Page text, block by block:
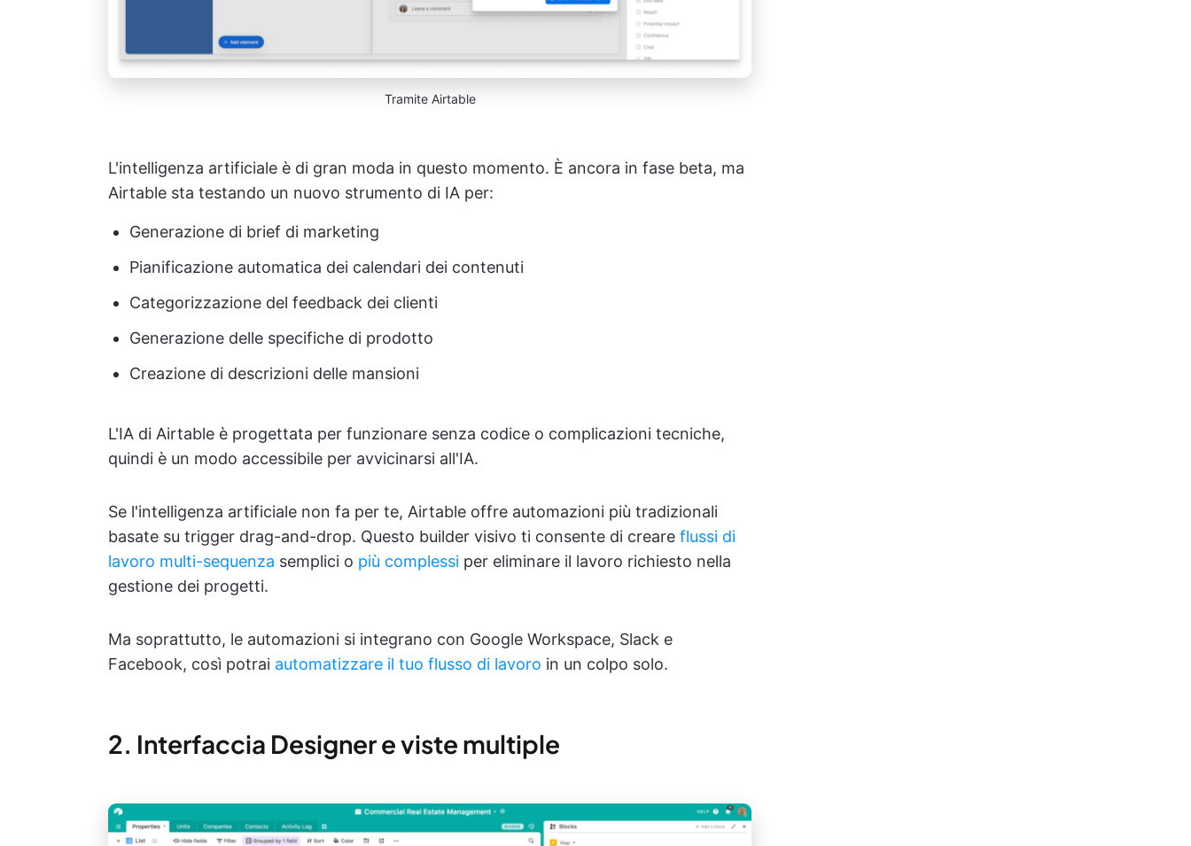
Tramite Airtable
L'intelligenza artificiale è di gran moda in questo momento. È ancora in fase beta, ma
Airtable sta testando un nuovo strumento di IA per:
Generazione di brief di marketing
Pianificazione automatica dei calendari dei contenuti
Categorizzazione del feedback dei clienti
Generazione delle specifiche di prodotto
Creazione di descrizioni delle mansioni
L'IA di Airtable è progettata per funzionare senza codice o complicazioni tecniche,
quindi è un modo accessibile per avvicinarsi all'IA.
Se l'intelligenza artificiale non fa per te, Airtable offre automazioni più tradizionali
basate su trigger drag-and-drop. Questo builder visivo ti consente di creare flussi di
lavoro multi-sequenza semplici o più complessi per eliminare il lavoro richiesto nella
gestione dei progetti.
Ma soprattutto, le automazioni si integrano con Google Workspace, Slack e
Facebook, così potrai automatizzare il tuo flusso di lavoro in un colpo solo.
2. Interfaccia Designer e viste multiple